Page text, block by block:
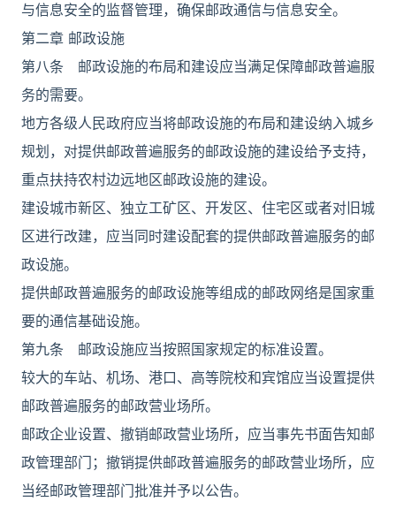
与信息安全的监督管理，确保邮政通信与信息安全。
第二章 邮政设施
第八条 邮政设施的布局和建设应当满足保障邮政普遍服
务的需要。
地方各级人民政府应当将邮政设施的布局和建设纳入城乡
规划，对提供邮政普遍服务的邮政设施的建设给予支持，
重点扶持农村边远地区邮政设施的建设。
建设城市新区、独立工矿区、开发区、住宅区或者对旧城
区进行改建，应当同时建设配套的提供邮政普遍服务的邮
政设施。
提供邮政普遍服务的邮政设施等组成的邮政网络是国家重
要的通信基础设施。
第九条 邮政设施应当按照国家规定的标准设置。
较大的车站、机场、港口、高等院校和宾馆应当设置提供
邮政普遍服务的邮政营业场所。
邮政企业设置、撤销邮政营业场所，应当事先书面告知邮
政管理部门；撤销提供邮政普遍服务的邮政营业场所，应
当经邮政管理部门批准并予以公告。